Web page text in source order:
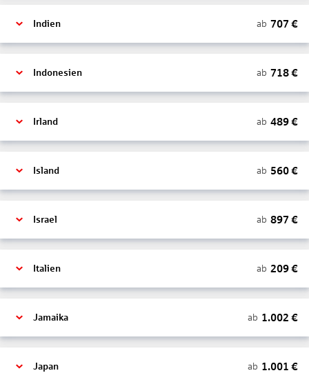
Indien ab 707 €
Indonesien ab 718€
Irland ab 489€
Island ab 560€
Israel ab 897 €
Italien ab 209€
Jamaika ab 1.002 €
Japan ab 1.001 €